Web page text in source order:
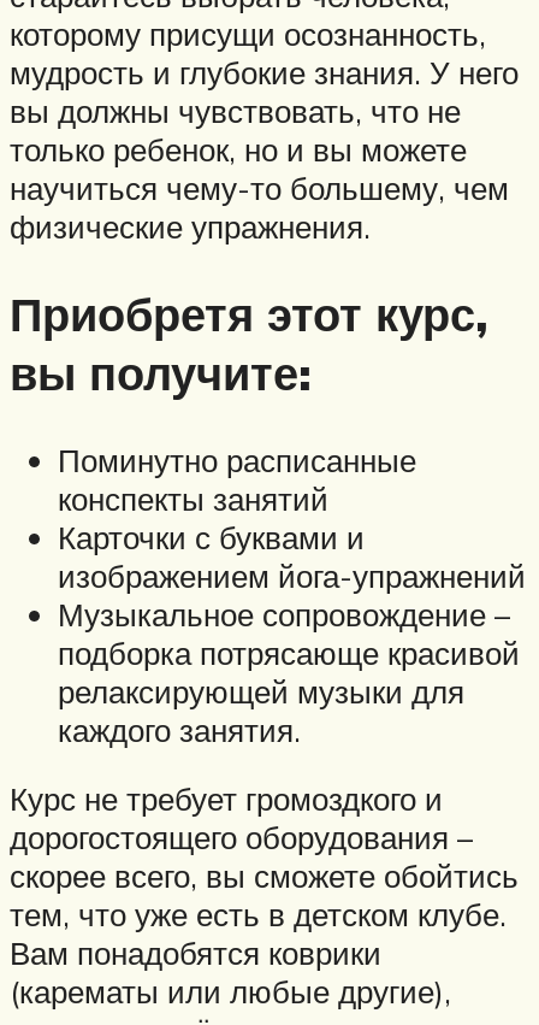
которому присущи осознанность,
мудрость и глубокие знания. У него
вы должны чувствовать, что не
только ребенок, но и вы можете
научиться чему-то большему, чем
физические упражнения.
Приобретя этот курс,
вы получите:
Поминутно расписанные
конспекты занятий
Карточки с буквами и
изображением йога-упражнений
Музыкальное сопровождение –
подборка потрясающе красивой
релаксирующей музыки для
каждого занятия.
Курс не требует громоздкого и
дорогостоящего оборудования –
скорее всего, вы сможете обойтись
тем, что уже есть в детском клубе.
Вам понадобятся коврики
(карематы или любые другие),